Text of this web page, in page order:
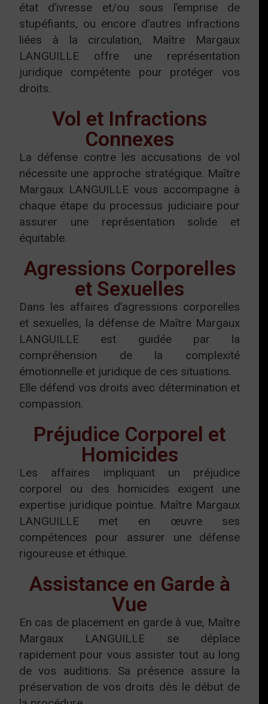
état d’ivresse et/ou sous l’emprise de
stupéfiants, ou encore d’autres infractions
liées à la circulation, Maître Margaux
LANGUILLE offre une représentation
juridique compétente pour protéger vos
droits.
Vol et Infractions
Connexes
La défense contre les accusations de vol
nécessite une approche stratégique. Maître
Margaux LANGUILLE vous accompagne à
chaque étape du processus judiciaire pour
assurer une représentation solide et
équitable.
Agressions Corporelles
et Sexuelles
Dans les affaires d’agressions corporelles
et sexuelles, la défense de Maître Margaux
LANGUILLE est guidée par la
compréhension de la complexité
émotionnelle et juridique de ces situations.
Elle défend vos droits avec détermination et
compassion.
Préjudice Corporel et
Homicides
Les affaires impliquant un préjudice
corporel ou des homicides exigent une
expertise juridique pointue. Maître Margaux
LANGUILLE met en œuvre ses
compétences pour assurer une défense
rigoureuse et éthique.
Assistance en Garde à
Vue
En cas de placement en garde à vue, Maître
Margaux LANGUILLE se déplace
rapidement pour vous assister tout au long
de vos auditions. Sa présence assure la
préservation de vos droits dès le début de